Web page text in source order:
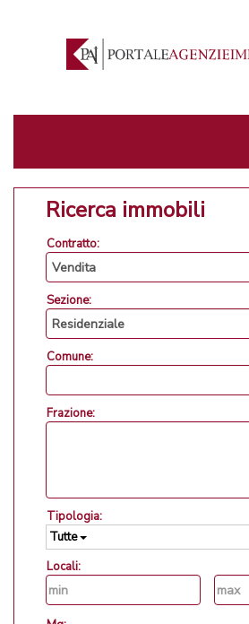
Ricerca immobili
Contratto:
Sezione:
Comune:
Frazione:
Tipologia:
Tutte
Locali: